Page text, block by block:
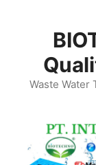
Waste Water